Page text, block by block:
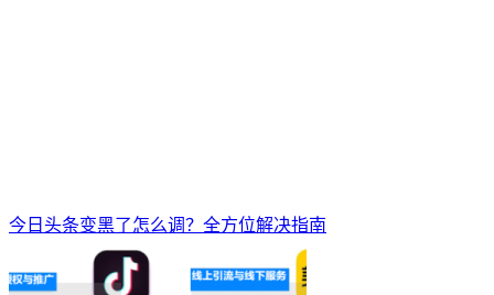
今日头条变黑了怎么调？全方位解决指南